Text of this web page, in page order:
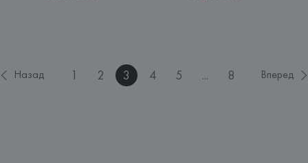
Назад 1 2 3 4 5 ... 8 Вперед